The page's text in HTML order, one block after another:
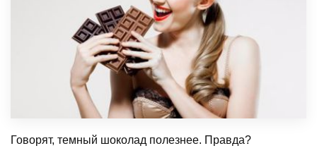
Говорят, темный шоколад полезнее. Правда?